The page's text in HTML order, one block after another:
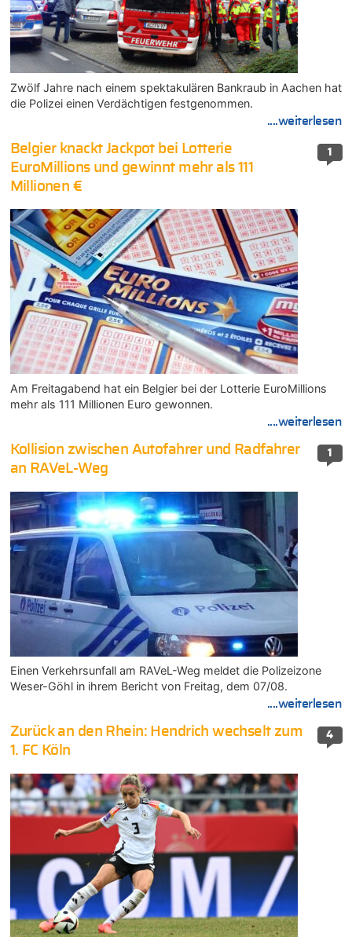
Zwölf Jahre nach einem spektakulären Bankraub in Aachen hat
die Polizei einen Verdächtigen festgenommen.
....weiterlesen
1
Belgier knackt Jackpot bei Lotterie
EuroMillions und gewinnt mehr als 111
Millionen €
Am Freitagabend hat ein Belgier bei der Lotterie EuroMillions
mehr als 111 Millionen Euro gewonnen.
....weiterlesen
1
Kollision zwischen Autofahrer und Radfahrer
an RAVeL-Weg
Einen Verkehrsunfall am RAVeL-Weg meldet die Polizeizone
Weser-Göhl in ihrem Bericht von Freitag, dem 07/08.
....weiterlesen
4
Zurück an den Rhein: Hendrich wechselt zum
1. FC Köln